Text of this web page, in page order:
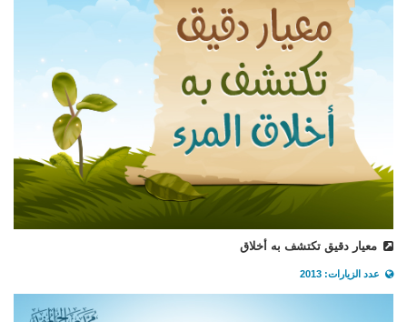
معيار دقيق تكتشف به أخلاق
عدد الزيارات: 2013